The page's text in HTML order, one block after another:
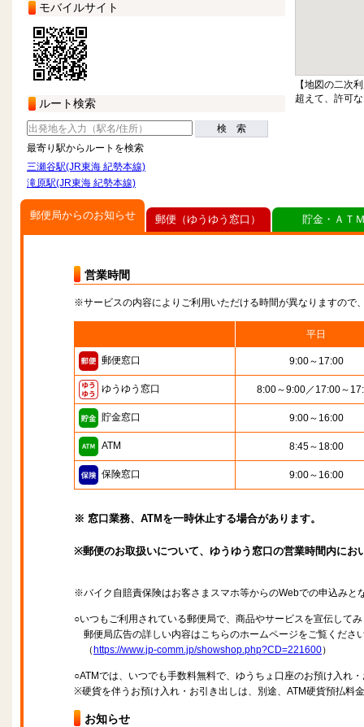
モバイルサイト
ルート検索
検 索
最寄り駅からルートを検索
三瀬谷駅(JR東海 紀勢本線)
滝原駅(JR東海 紀勢本線)
【地図の二次
超えて、許可
郵便局からのお知らせ
営業時間
※サービスの内容によりご利用いただける時間が異なりますので
平日
郵便窓口 9:00～17:00
ゆうゆう窓口 8:00～9:00／17:00～
貯金窓口 9:00～16:00
ATM 8:45～18:00
保険窓口 9:00～16:00
※ 窓口業務、ATMを一時休止する場合があります。
※郵便のお取扱いについて、ゆうゆう窓口の営業時間内に
※バイク自賠責保険はお客さまスマホ等からのWebでの申込みと
○いつもご利用されている郵便局で、商品やサービスを宣伝して
郵便局広告の詳しい内容はこちらのホームページをご覧くださ
（ https://www.jp-comm.jp/showshop.php?CD=221600）
○ATMでは、いつでも手数料無料で、ゆうちょ口座のお預け入れ
※硬貨を伴うお預け入れ・お引き出しは、別途、ATM硬貨預払料
お知らせ
郵便（ゆうゆう窓口） 貯金・ＡＴ